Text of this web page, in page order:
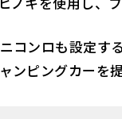
コンロも設定す
ピングカーを提